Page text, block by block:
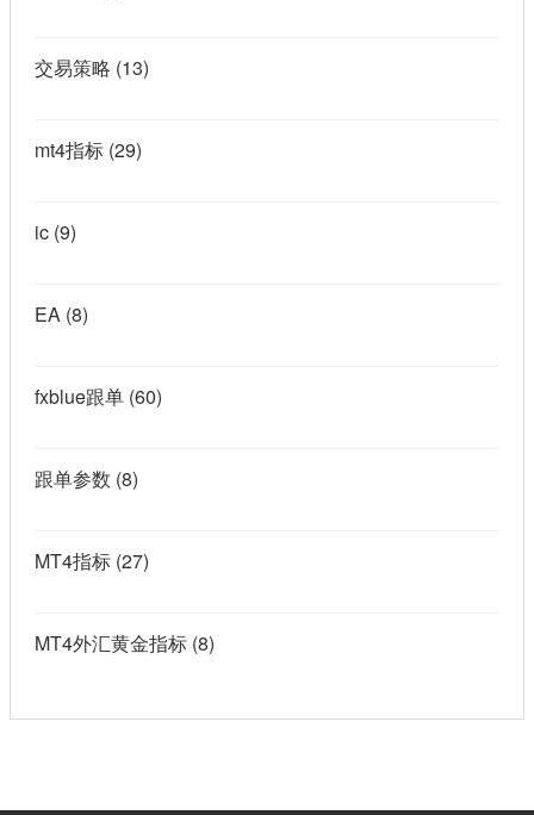
交易策略 (13)
mt4指标 (29)
ic (9)
EA (8)
fxblue跟单 (60)
跟单参数 (8)
MT4指标 (27)
MT4外汇黄金指标 (8)